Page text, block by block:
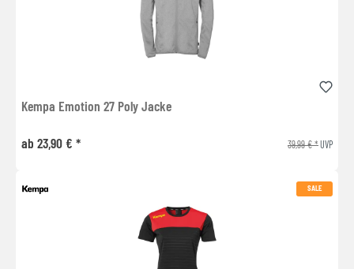
Kempa Emotion 27 Poly Jacke
ab 23,90 € * 39,99 € *UVP
SALE